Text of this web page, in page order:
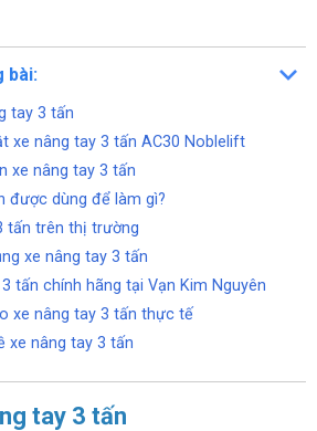
bài:
tay 3 tấn
xe nâng tay 3 tấn AC30 Noblelift
xe nâng tay 3 tấn
được dùng để làm gì?
tấn trên thị trường
xe nâng tay 3 tấn
tấn chính hãng tại Vạn Kim Nguyên
xe nâng tay 3 tấn thực tế
xe nâng tay 3 tấn
tay 3 tấn